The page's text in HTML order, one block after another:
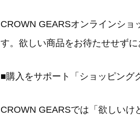
CROWN GEARSオンラインシ
す。欲しい商品をお待たせせず
■購入をサポート「ショッピング
CROWN GEARSでは「 欲しいけ